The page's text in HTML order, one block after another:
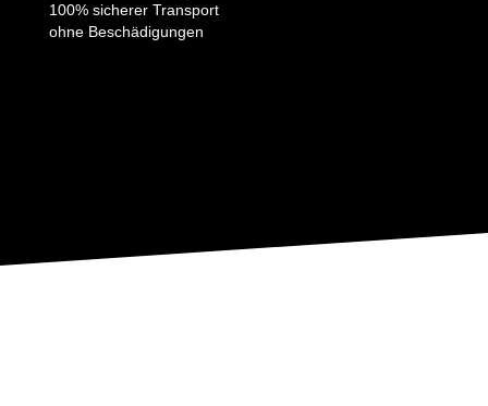
100% sicherer Transport
ohne Beschädigungen